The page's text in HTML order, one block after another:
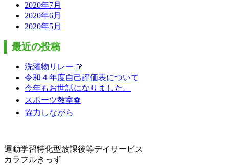
2020年7月
2020年6月
2020年5月
最近の投稿
洗濯物リレー👕
令和４年度自己評価表について
今年もお世話になりました。
スポーツ教室⚽
協力しながら
運動学習特化型放課後等デイサービス
カラフルきっず